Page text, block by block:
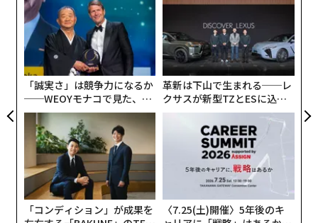
クレイ：そうだったんですね。個人の体験から社会課題
にまで視野を広げて起業した、というところが非常に興
味深いです。
次ページ ＞ 実家でもう一度農業を再開するこ
とも考えた
1 2
text by Ayano Yoshida
クレイ勇輝（以下、クレイ）
したのは7年くらい前でしたよね。起業家が集まる大き
なイベントでした。
高島 宗一郎（以下、高島） そうですね。福岡市が「ス
タートアップ都市宣言」（2012年）をした後だから、そ
れくらいの時期だったと思います。
クレイお会いした当時は若い市長だな、という印象が
すごく強かったです。
高島市長に初当選したときは36歳で、周囲から「若
「誠実さ」は競争力になるか
──WEOYモナコで見た、く
ら寿司の経営哲学
革新は下山で生まれる──レ
クサスが新型TZとESに込め
た「DISCOVER」の哲学
「コンディション」が成果を
〈7.25(土)開催〉5年後のキ